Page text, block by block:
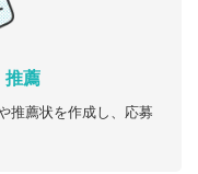
推薦
推薦状を作成し、応募